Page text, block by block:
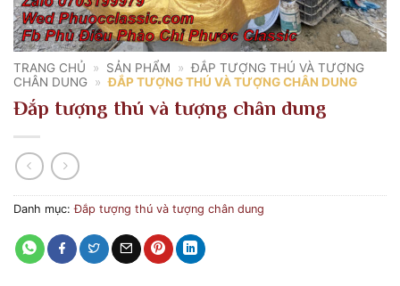
TRANG CHỦ » SẢN PHẨM » ĐẮP TƯỢNG THÚ VÀ TƯỢNG
CHÂN DUNG » ĐẮP TƯỢNG THÚ VÀ TƯỢNG CHÂN DUNG
Đắp tượng thú và tượng chân dung
Danh mục:Đắp tượng thú và tượng chân dung